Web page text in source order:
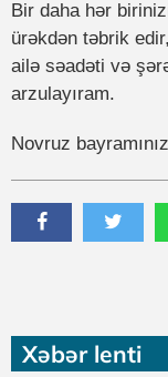
Xəbər lenti
Bir daha hər
ürəkdən təbrik
ailə səadəti və
arzulayıram.
Novruz